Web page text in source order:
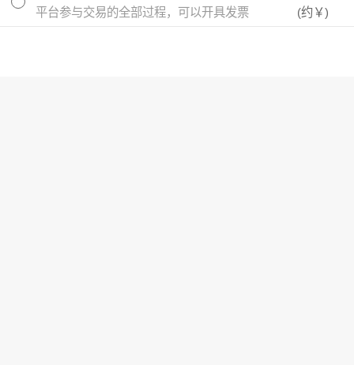
平台参与交易的全部过程，可以开具发票 (约￥)